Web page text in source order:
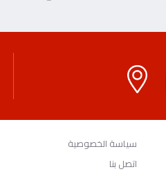
سياسة الخصوصية
اتصل بنا